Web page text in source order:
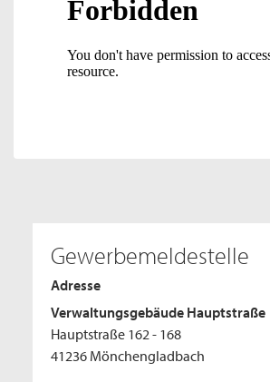
Gewerbemeldestelle
Adresse
Verwaltungsgebäude Hauptstraße
Hauptstraße 162 - 168
41236 Mönchengladbach